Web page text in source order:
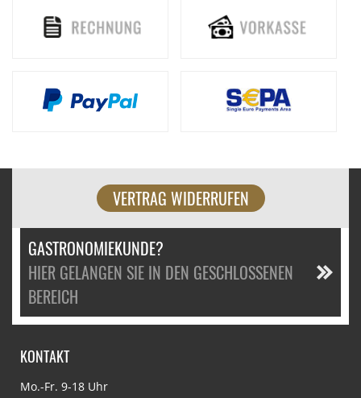
VERTRAG WIDERRUFEN
GASTRONOMIEKUNDE?
HIER GELANGEN SIE IN DEN GESCHLOSSENEN
BEREICH
KONTAKT
Mo.-Fr. 9-18 Uhr